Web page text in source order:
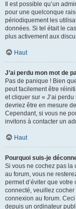
Il est possible qu’un
pour une quelconque
périodiquement les
données. Si tel était le
plus activement aux
Haut
J’ai perdu mon mot de
Pas de panique ! Bien
peut facilement être
et cliquer sur « J’ai
devriez être en mesure
Cependant, si vous ne
invitons à contacter un
Haut
Pourquoi suis-je
Si vous ne cochez pas la
au forum, vous ne
permet d’éviter que votre
connecté, veuillez
connexion au forum.
depuis un ordinateur